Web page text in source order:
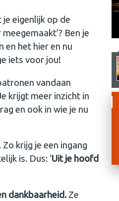
je eigenlijk op de
Ben je
en het hier en nu
iets voor jou!
vandaan
krijgt meer inzicht in
en ook in wie je nu
krijg je een ingang
is. Dus: ‘Uit je hoofd
dankbaarheid. Ze